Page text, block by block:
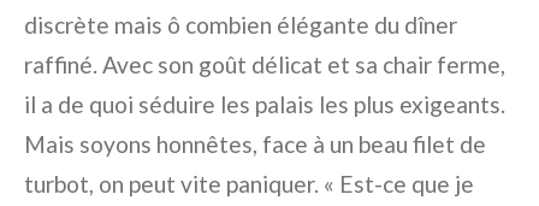
discrète mais ô combien élégante du dîner
raffiné. Avec son goût délicat et sa chair ferme,
il a de quoi séduire les palais les plus exigeants.
Mais soyons honnêtes, face à un beau filet de
turbot, on peut vite paniquer. « Est-ce que je